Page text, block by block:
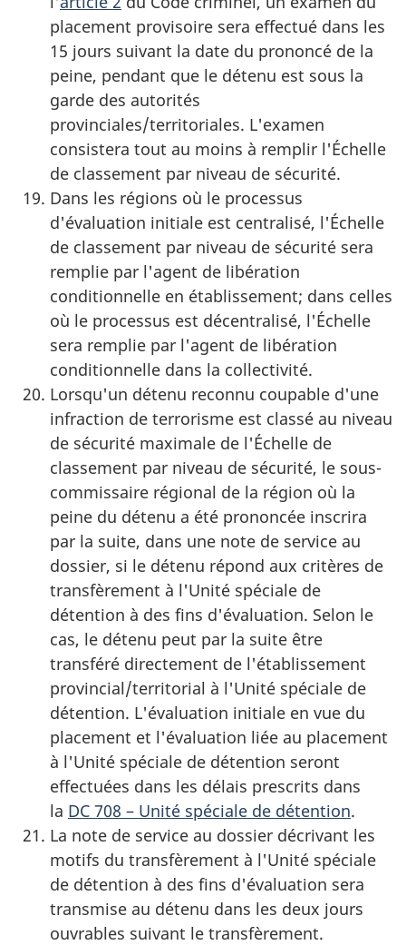
placement provisoire sera effectué dans les
15 jours suivant la date du prononcé de la
peine, pendant que le détenu est sous la
garde des autorités
provinciales/territoriales. L'examen
consistera tout au moins à remplir l'Échelle
de classement par niveau de sécurité.
Dans les régions où le processus
d'évaluation initiale est centralisé, l'Échelle
de classement par niveau de sécurité sera
remplie par l'agent de libération
conditionnelle en établissement; dans celles
où le processus est décentralisé, l'Échelle
sera remplie par l'agent de libération
conditionnelle dans la collectivité.
Lorsqu'un détenu reconnu coupable d'une
infraction de terrorisme est classé au niveau
de sécurité maximale de l'Échelle de
classement par niveau de sécurité, le sous-
commissaire régional de la région où la
peine du détenu a été prononcée inscrira
par la suite, dans une note de service au
dossier, si le détenu répond aux critères de
transfèrement à l'Unité spéciale de
détention à des fins d'évaluation. Selon le
cas, le détenu peut par la suite être
transféré directement de l'établissement
provincial/territorial à l'Unité spéciale de
détention. L'évaluation initiale en vue du
placement et l'évaluation liée au placement
à l'Unité spéciale de détention seront
effectuées dans les délais prescrits dans
la DC 708 – Unité spéciale de détention.
La note de service au dossier décrivant les
motifs du transfèrement à l'Unité spéciale
de détention à des fins d'évaluation sera
transmise au détenu dans les deux jours
ouvrables suivant le transfèrement.